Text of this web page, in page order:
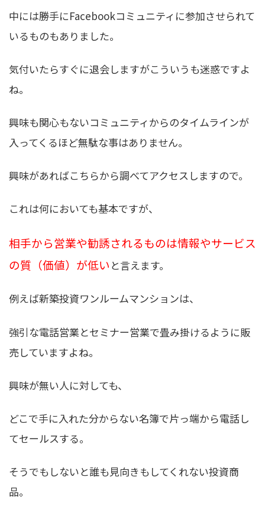
中には勝手にFacebookコミュニティに参加させられて
いるものもありました。
気付いたらすぐに退会しますがこういうも迷惑ですよ
ね。
興味も関心もないコミュニティからのタイムラインが
入ってくるほど無駄な事はありません。
興味があればこちらから調べてアクセスしますので。
これは何においても基本ですが、
相手から営業や勧誘されるものは情報やサービス
の質（価値）が低い と言えます。
例えば新築投資ワンルームマンションは、
強引な電話営業とセミナー営業で畳み掛けるように販
売していますよね。
興味が無い人に対しても、
どこで手に入れた分からない名簿で片っ端から電話し
てセールスする。
そうでもしないと誰も見向きもしてくれない投資商
品。